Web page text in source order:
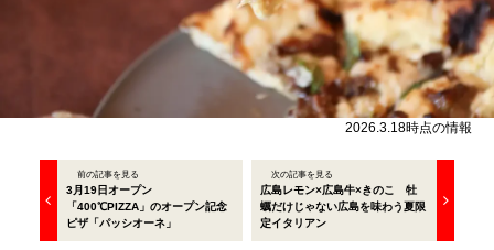
2026.3.18時点の情報
前の記事を見る
3月19日オープン
「400℃PIZZA」のオープン記念
ピザ「パッシオーネ」
次の記事を見る
広島レモン×広島牛×きのこ 牡
蠣だけじゃない広島を味わう夏限
定イタリアン